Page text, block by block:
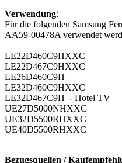
Verwendung:
Für die folgenden Samsung
AA59-00478A verwendet
LE22D460C9HXXC
LE22D467C9HXXC
LE26D460C9H
LE32D460C9HXXC
LE32D467C9H - Hotel TV
UE27D5000NHXXC
UE32D5500RHXXC
UE40D5500RHXXC
Bezugsquellen /